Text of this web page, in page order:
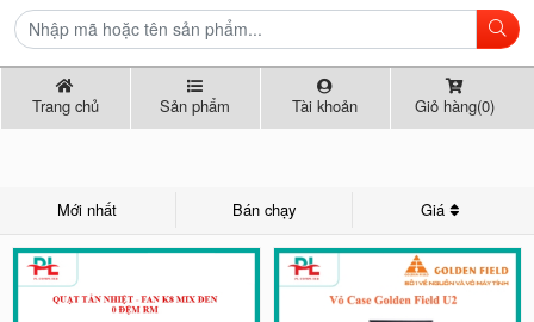
Trang chủ Sản phẩm Tài khoản Giỏ hàng(0)
Mới nhất Bán chạy Giá